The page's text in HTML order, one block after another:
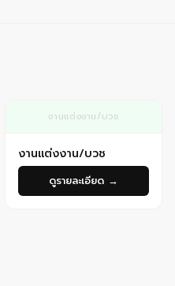
งานแต่งงาน/บวช
งานแต่งงาน/บวช
ดูรายละเอียด →